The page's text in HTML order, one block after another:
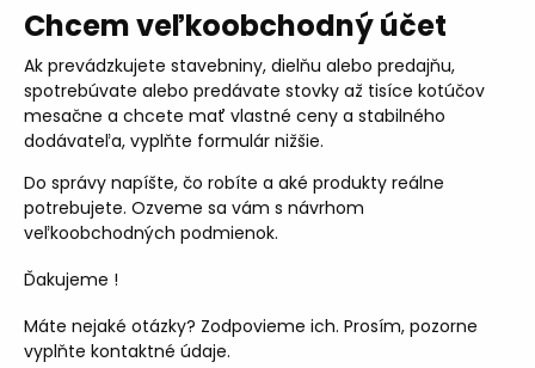
Chcem veľkoobchodný účet
Ak prevádzkujete stavebniny, dielňu alebo predajňu,
spotrebúvate alebo predávate stovky až tisíce kotúčov
mesačne a chcete mať vlastné ceny a stabilného
dodávateľa, vyplňte formulár nižšie.
Do správy napíšte, čo robíte a aké produkty reálne
potrebujete. Ozveme sa vám s návrhom
veľkoobchodných podmienok.
Ďakujeme !
Máte nejaké otázky? Zodpovieme ich. Prosím, pozorne
vyplňte kontaktné údaje.